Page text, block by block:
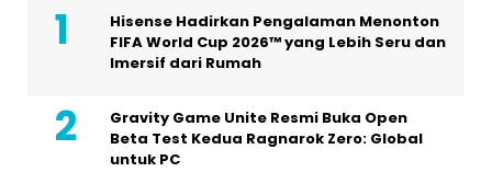
Hisense Hadirkan Pengalaman Menonton
FIFA World Cup 2026™ yang Lebih Seru dan
Imersif dari Rumah
Gravity Game Unite Resmi Buka Open
Beta Test Kedua Ragnarok Zero: Global
untuk PC